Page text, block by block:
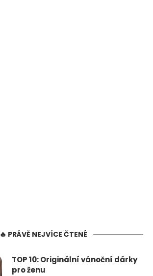
🔥 PRÁVĚ NEJVÍCE ČTENÉ
TOP 10: Originální vánoční dárky
pro ženu